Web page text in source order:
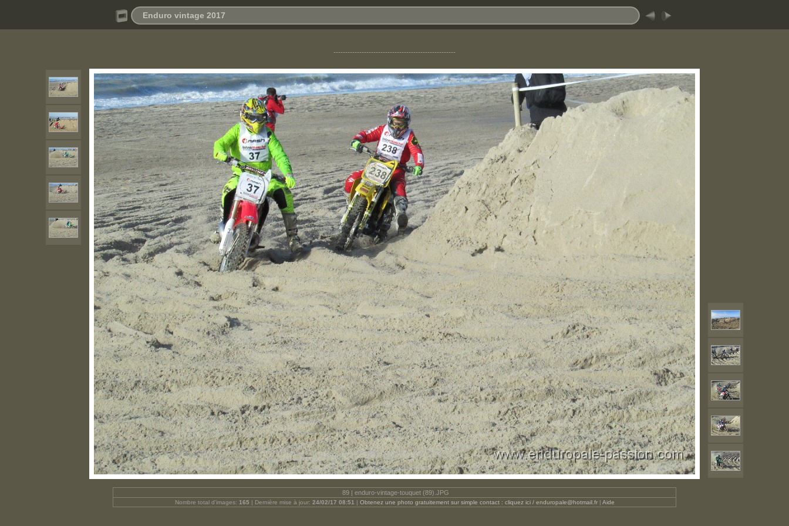
Enduro vintage 2017
----------------------------------------------------
89 | enduro-vintage-touquet (89).JPG
Nombre total d'images: 165 | Dernière mise à jour: 24/02/17 08:51 | Obtenez une photo gratuitement sur simple contact : cliquez ici / enduropale@hotmail.fr| Aide